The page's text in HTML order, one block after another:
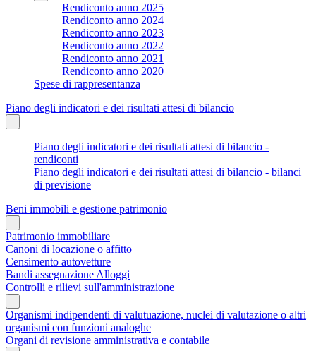
Rendiconto anno 2025
Rendiconto anno 2024
Rendiconto anno 2023
Rendiconto anno 2022
Rendiconto anno 2021
Rendiconto anno 2020
Spese di rappresentanza
Piano degli indicatori e dei risultati attesi di bilancio
Piano degli indicatori e dei risultati attesi di bilancio -
rendiconti
Piano degli indicatori e dei risultati attesi di bilancio - bilanci
di previsione
Beni immobili e gestione patrimonio
Patrimonio immobiliare
Canoni di locazione o affitto
Censimento autovetture
Bandi assegnazione Alloggi
Controlli e rilievi sull'amministrazione
Organismi indipendenti di valutuazione, nuclei di valutazione o altri
organismi con funzioni analoghe
Organi di revisione amministrativa e contabile